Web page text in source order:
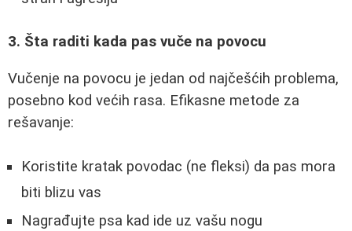
3. Šta raditi kada pas vuče na povocu
Vučenje na povocu je jedan od najčešćih problema,
posebno kod većih rasa. Efikasne metode za
rešavanje:
Koristite kratak povodac (ne fleksi) da pas mora
biti blizu vas
Nagrađujte psa kad ide uz vašu nogu